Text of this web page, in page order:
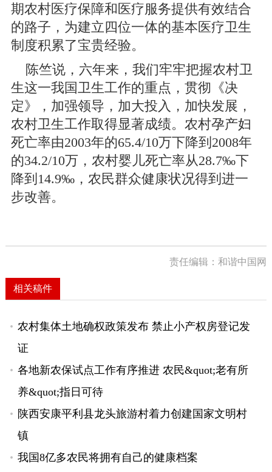
期农村医疗保障和医疗服务提供有效结合
的路子，为建立四位一体的基本医疗卫生
制度积累了宝贵经验。
陈竺说，六年来，我们牢牢把握农村卫
生这一我国卫生工作的重点，贯彻《决
定》，加强领导，加大投入，加快发展，
农村卫生工作取得显著成绩。农村孕产妇
死亡率由2003年的65.4/10万下降到2008年
的34.2/10万，农村婴儿死亡率从28.7‰下
降到14.9‰，农民群众健康状况得到进一
步改善。
责任编辑：和谐中国网
相关稿件
农村集体土地确权政策发布 禁止小产权房登记发
证
各地新农保试点工作有序推进 农民&quot;老有所
养&quot;指日可待
陕西安康平利县龙头旅游村着力创建国家文明村
镇
我国8亿多农民将拥有自己的健康档案